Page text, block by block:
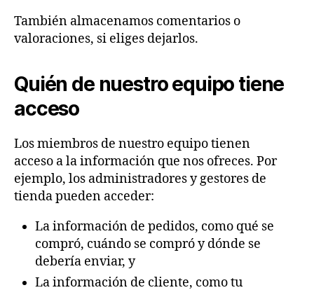
También almacenamos comentarios o
valoraciones, si eliges dejarlos.
Quién de nuestro equipo tiene
acceso
Los miembros de nuestro equipo tienen
acceso a la información que nos ofreces. Por
ejemplo, los administradores y gestores de
tienda pueden acceder:
La información de pedidos, como qué se
compró, cuándo se compró y dónde se
debería enviar, y
La información de cliente, como tu